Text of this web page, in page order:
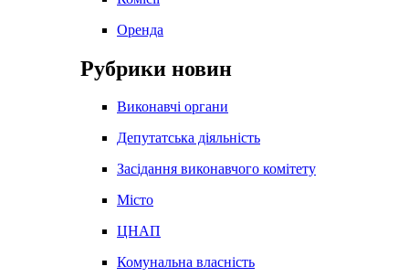
Оренда
Рубрики новин
Виконавчі органи
Депутатська діяльність
Засідання виконавчого комітету
Місто
ЦНАП
Комунальна власність